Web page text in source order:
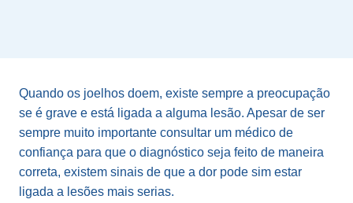
Quando os joelhos doem, existe sempre a preocupação
se é grave e está ligada a alguma lesão. Apesar de ser
sempre muito importante consultar um médico de
confiança para que o diagnóstico seja feito de maneira
correta, existem sinais de que a dor pode sim estar
ligada a lesões mais serias.